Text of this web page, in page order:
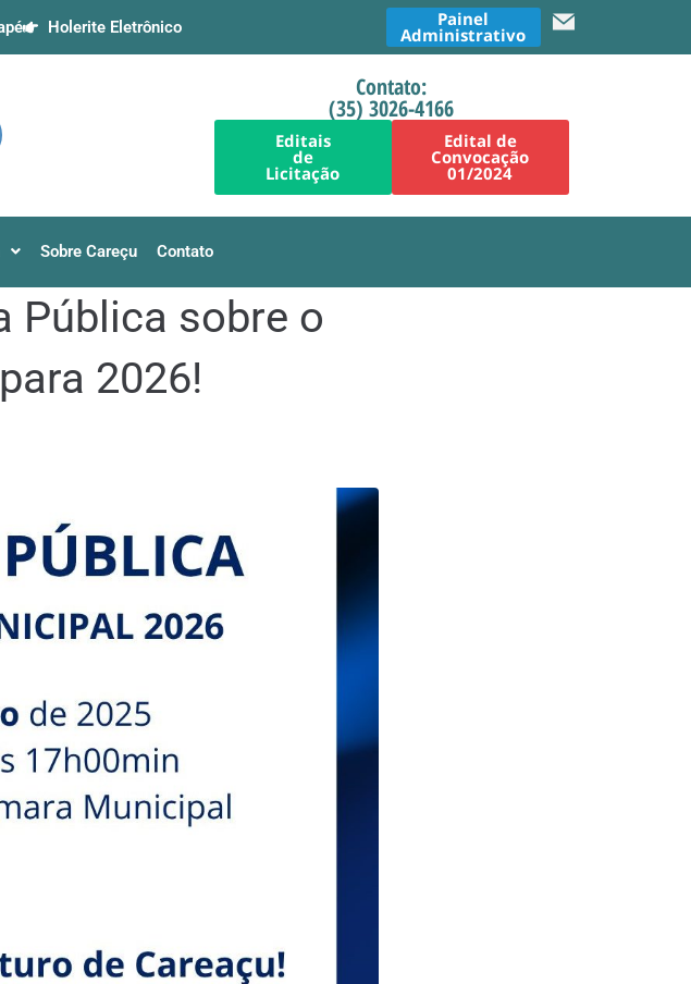
Holerite Eletrônico Painel
Administrativo
Contato:
(35) 3026-4166
Editais
de
Licitação
Edital de
Convocação
01/2024
Sobre Careçu Contato
Pública sobre o
2026!